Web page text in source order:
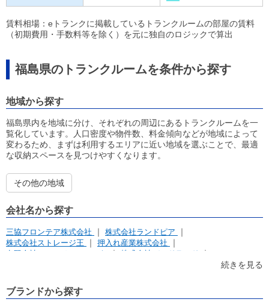
賃料相場：eトランクに掲載しているトランクルームの部屋の賃料
（初期費用・手数料等を除く）を元に独自のロジックで算出
福島県のトランクルームを条件から探す
地域から探す
福島県内を地域に分け、それぞれの周辺にあるトランクルームを一
覧化しています。人口密度や物件数、料金傾向などが地域によって
変わるため、まずは利用するエリアに近い地域を選ぶことで、最適
な収納スペースを見つけやすくなります。
その他の地域
会社名から探す
三協フロンテア株式会社
株式会社ランドピア
株式会社ストレージ王
押入れ産業株式会社
有限会社ユアスペースエンヤ
株式会社バードランド
続きを見る
ブランドから探す